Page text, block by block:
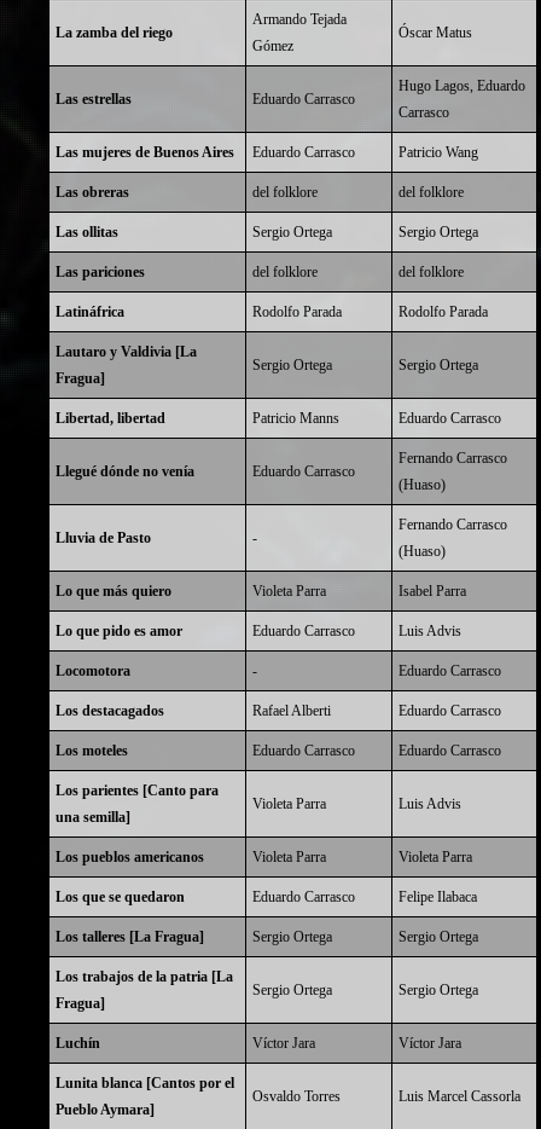
La zamba del riego
Armando Tejada
Gómez
Óscar Matus
Las estrellas Eduardo Carrasco
Hugo Lagos, Eduardo
Carrasco
Las mujeres de Buenos Aires Eduardo Carrasco Patricio Wang
Las obreras del folklore del folklore
Las ollitas Sergio Ortega Sergio Ortega
Las pariciones del folklore del folklore
Latináfrica Rodolfo Parada Rodolfo Parada
Lautaro y Valdivia [La
Fragua]
Sergio Ortega Sergio Ortega
Libertad, libertad Patricio Manns Eduardo Carrasco
Llegué dónde no venía Eduardo Carrasco
Fernando Carrasco
(Huaso)
Lluvia de Pasto -
Fernando Carrasco
(Huaso)
Lo que más quiero Violeta Parra Isabel Parra
Lo que pido es amor Eduardo Carrasco Luis Advis
Locomotora - Eduardo Carrasco
Los destacagados Rafael Alberti Eduardo Carrasco
Los moteles Eduardo Carrasco Eduardo Carrasco
Los parientes [Canto para
una semilla]
Violeta Parra Luis Advis
Los pueblos americanos Violeta Parra Violeta Parra
Los que se quedaron Eduardo Carrasco Felipe Ilabaca
Los talleres [La Fragua] Sergio Ortega Sergio Ortega
Los trabajos de la patria [La
Fragua]
Sergio Ortega Sergio Ortega
Luchín Víctor Jara Víctor Jara
Lunita blanca [Cantos por el
Pueblo Aymara]
Osvaldo Torres Luis Marcel Cassorla